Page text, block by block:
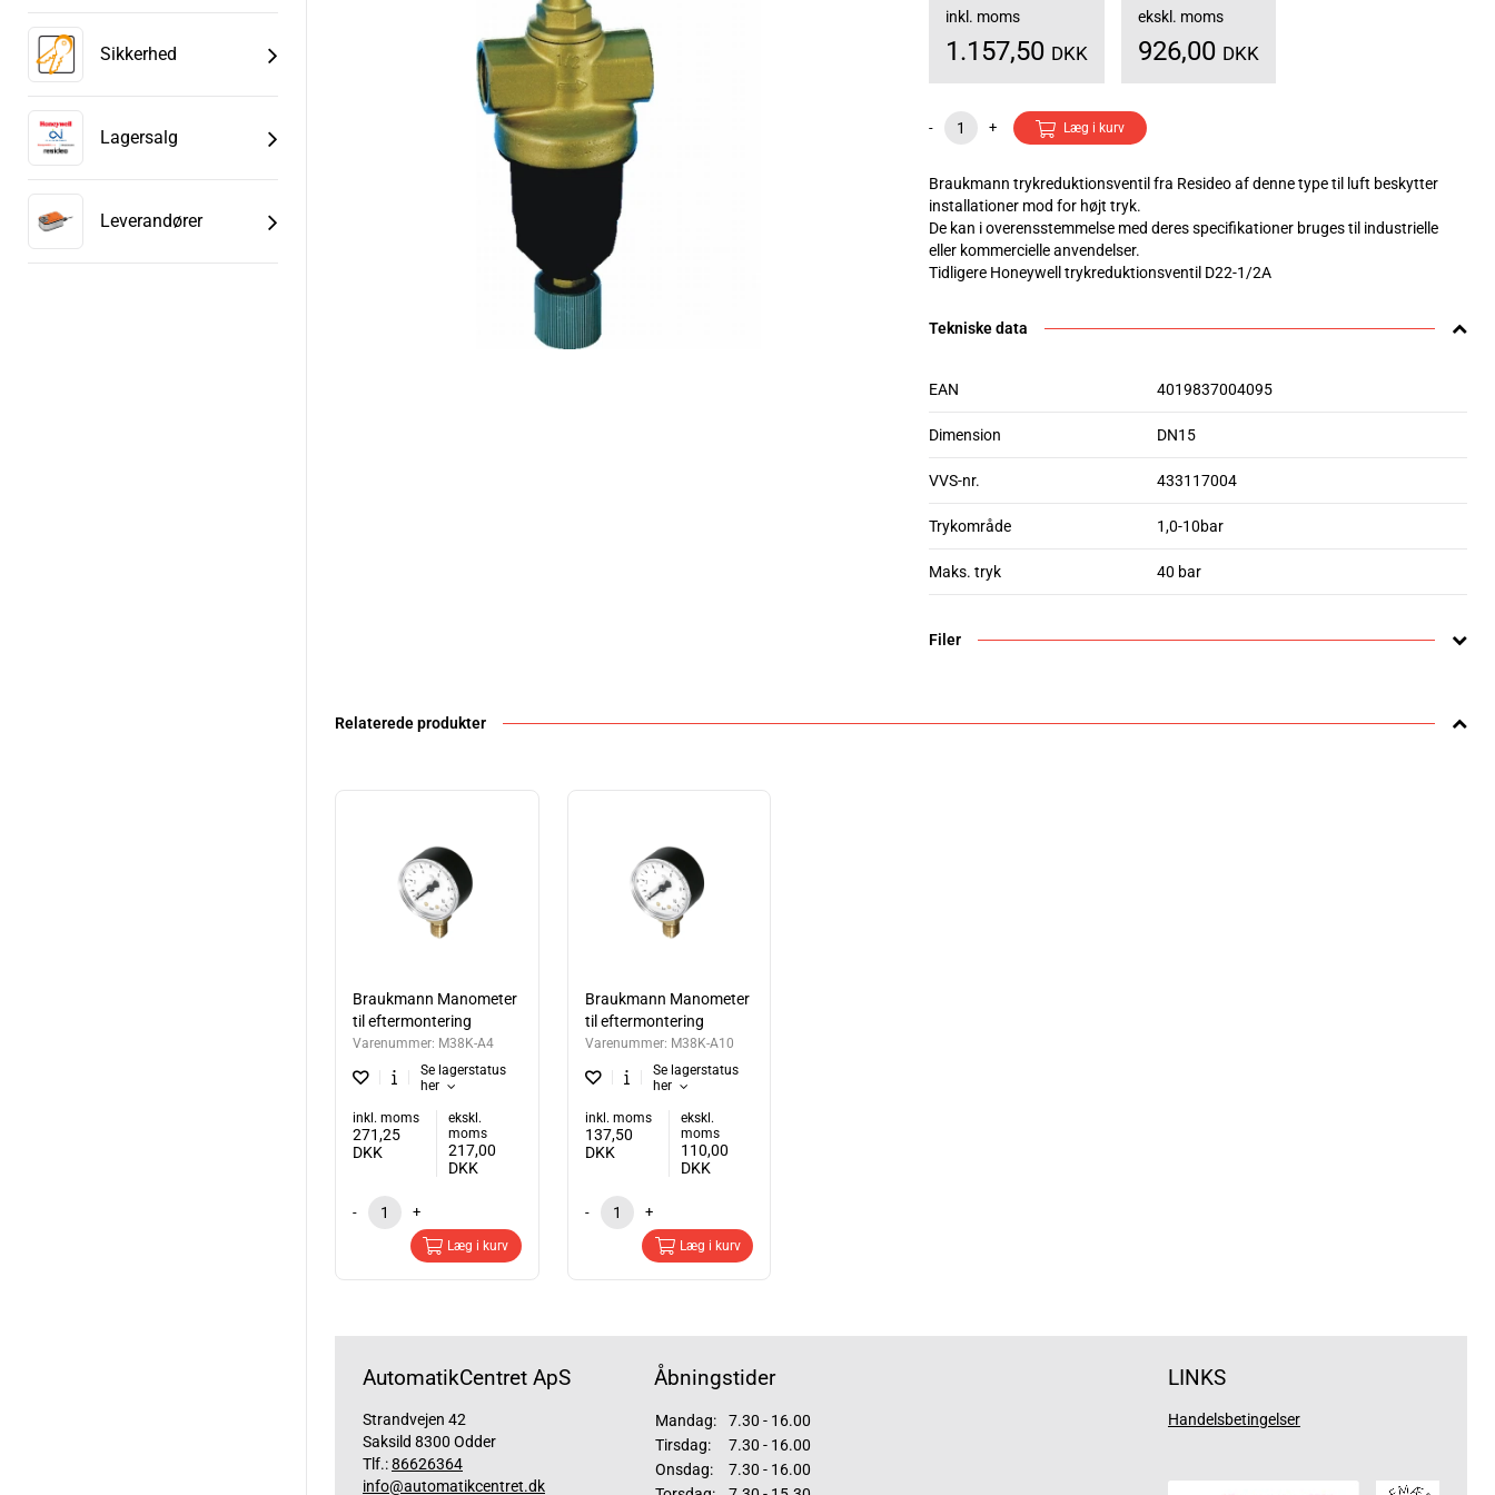
Sikkerhed
Lagersalg
Leverandører
inkl. moms
1.157,50 DKK
ekskl. moms
926,00 DKK
- + Læg i kurv
Braukmann trykreduktionsventil fra Resideo af denne type til luft beskytter
installationer mod for højt tryk.
De kan i overensstemmelse med deres specifikationer bruges til industrielle
eller kommercielle anvendelser.
Tidligere Honeywell trykreduktionsventil D22-1/2A
Tekniske data
EAN 4019837004095
Dimension DN15
VVS-nr. 433117004
Trykområde 1,0-10bar
Maks. tryk 40 bar
Filer
Relaterede produkter
Braukmann Manometer
til eftermontering
Varenummer: M38K-A4
Se lagerstatus
her
inkl. moms
271,25
DKK
ekskl.
moms
217,00
DKK
- +
Læg i kurv
Braukmann Manometer
til eftermontering
Varenummer: M38K-A10
Se lagerstatus
her
inkl. moms
137,50
DKK
ekskl.
moms
110,00
DKK
- +
Læg i kurv
AutomatikCentret ApS
Strandvejen 42
Saksild 8300 Odder
Tlf.:86626364
info@automatikcentret.dk
Åbningstider
Mandag:
7.30 - 16.00
Tirsdag:
7.30 - 16.00
Onsdag:
7.30 - 16.00
LINKS
Handelsbetingelser